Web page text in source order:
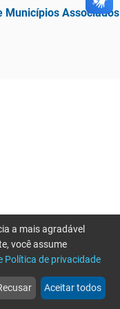
Municípios Associados
web
Notícias
more_horiz
Mais
a mais agradável
você assume
Política de privacidade
Aceitar todos